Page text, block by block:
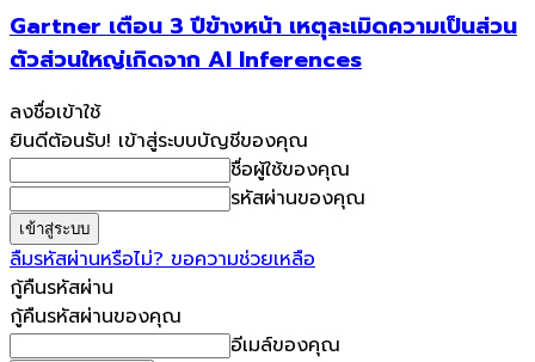
Gartner เตือน 3 ปีข้างหน้า เหตุละเมิดความเป็นส่วน
ตัวส่วนใหญ่เกิดจาก AI Inferences
ลงชื่อเข้าใช้
ยินดีต้อนรับ! เข้าสู่ระบบบัญชีของคุณ
ชื่อผู้ใช้ของคุณ
รหัสผ่านของคุณ
ลืมรหัสผ่านหรือไม่? ขอความช่วยเหลือ
กู้คืนรหัสผ่าน
กู้คืนรหัสผ่านของคุณ
อีเมล์ของคุณ